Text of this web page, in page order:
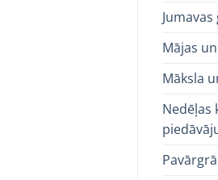
Mājas
Māksla
Nedēļas